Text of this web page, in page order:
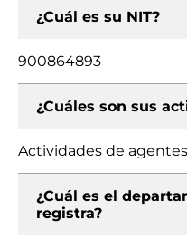
¿Cuál es su NIT?
900864893
¿Cuáles son sus
Actividades de
¿Cuál es el
registra?